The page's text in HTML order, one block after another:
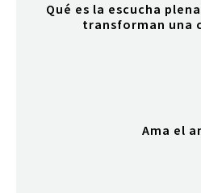
Qué es la escucha
transforman una
Ama el